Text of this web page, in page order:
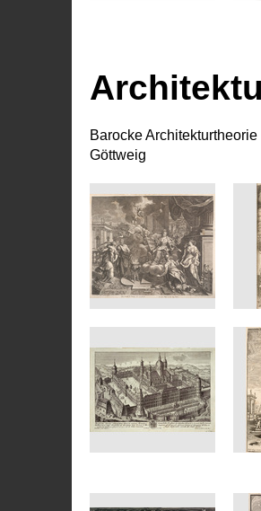
Barocke Architekturtheorie
Göttweig